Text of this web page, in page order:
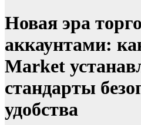
Новая эра
аккаунтами:
Market
стандарты
удобства